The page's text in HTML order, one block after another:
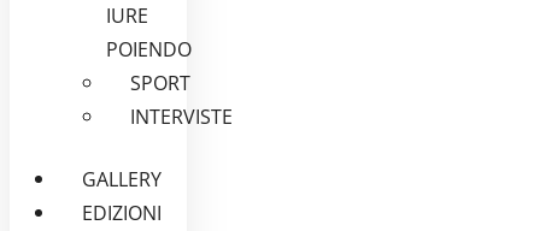
IURE
POIENDO
SPORT
INTERVISTE
GALLERY
EDIZIONI